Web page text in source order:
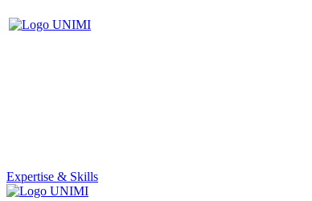
Expertise & Skills